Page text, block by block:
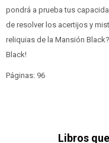
pondrá a prueba tus
de resolver los acertijos y
reliquias de la Mansión
Black!
Páginas: 96
Libros